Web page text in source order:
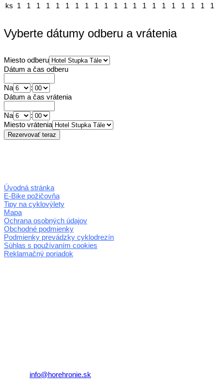
ks 1 1 1 1 1 1 1 1 1 1 1 1 1 1 1 1 1 1 1 1 1
Vyberte dátumy odberu a vrátenia
Miesto odberu
Dátum a čas odberu
Na
:
Dátum a čas vrátenia
Na
:
Miesto vrátenia
Úvodná stránka
E-Bike požičovňa
Tipy na cyklovýlety
Mapa
Ochrana osobných údajov
Obchodné podmienky
Podmienky prevádzky cyklodrezín
Súhlas s používaním cookies
Reklamačný poriadok
info@horehronie.sk